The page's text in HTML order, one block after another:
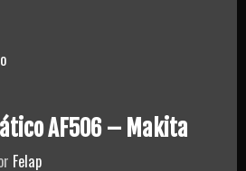
e
Motocompressor
AF506 – Makita
Felap